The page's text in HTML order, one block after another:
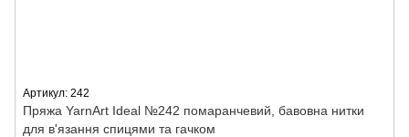
Артикул: 242
Пряжа YarnArt Ideal №242 помаранчевий, бавовна нитки
для в'язання спицями та гачком